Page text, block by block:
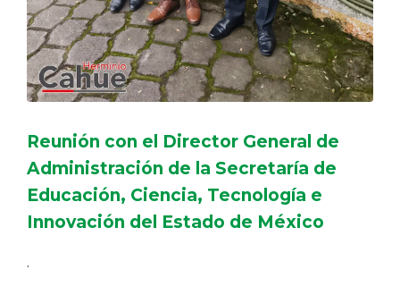
Reunión con el Director General de
Administración de la Secretaría de
Educación, Ciencia, Tecnología e
Innovación del Estado de México
.